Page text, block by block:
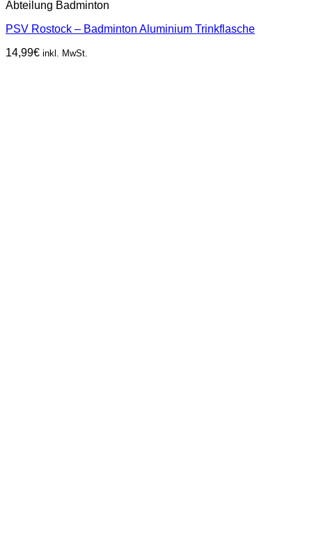
Abteilung Badminton
PSV Rostock – Badminton Aluminium Trinkflasche
14,99€ inkl. MwSt.